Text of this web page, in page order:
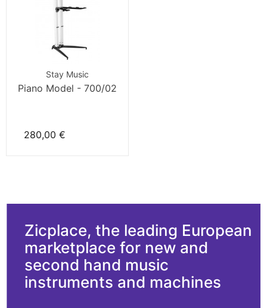
Stay Music
Piano Model - 700/02
280,00 €
Zicplace, the leading European
marketplace for new and
second hand music
instruments and machines